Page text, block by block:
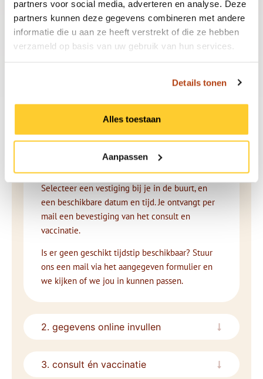
partners voor social media, adverteren en analyse. Deze
partners kunnen deze gegevens combineren met andere
informatie die u aan ze heeft verstrekt of die ze hebben
verzameld op basis van uw gebruik van hun services.
Details tonen
Alles toestaan
Aanpassen
Plan je vaccinatieafspraak vandaag nog!
In 3 makkelijke stappen veilig op reis
met Travel Doctor:
1. afspraak plannen
Selecteer een vestiging bij je in de buurt, en
een beschikbare datum en tijd. Je ontvangt per
mail een bevestiging van het consult en
vaccinatie.
Is er geen geschikt tijdstip beschikbaar? Stuur
ons een mail via het aangegeven formulier en
we kijken of we jou in kunnen passen.
2. gegevens online invullen
3. consult én vaccinatie